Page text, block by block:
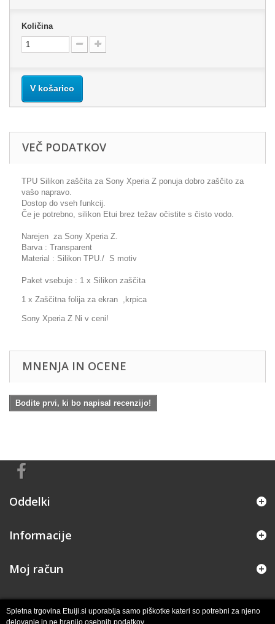
Količina
V košarico
VEČ PODATKOV
TPU Silikon zaščita za Sony Xperia Z ponuja dobro zaščito za
vašo napravo.
Dostop do vseh funkcij.
Če je potrebno, silikon Etui brez težav očistite s čisto vodo.
Narejen za Sony Xperia Z.
Barva : Transparent
Material : Silikon TPU./ S motiv
Paket vsebuje : 1 x Silikon zaščita
1 x Zaščitna folija za ekran ,krpica
Sony Xperia Z Ni v ceni!
MNENJA IN OCENE
Bodite prvi, ki bo napisal recenzijo!
Oddelki
Informacije
Moj račun
Spletna trgovina Etuiji.si uporablja samo piškotke kateri so potrebni za njeno
delovanje in ne hranijo osebnih podatkov.